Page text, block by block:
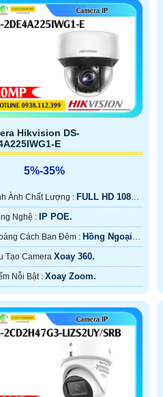
Hikvision DS-
E
5%-35%
Ành Chất Lượng : FULL HD 1080P
🤖️ Công Nghệ : IP POE.
❂ Khoảng Cách Ban Đêm : Hồng Ngoại
Ngoại Smart IR.
Tạo Camera Xoay 360.
️💠 Điểm Nỗi Bật : Xoay Zoom.